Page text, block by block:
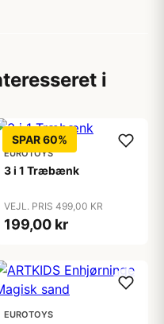
i
SPAR 60%
EUROTOYS
3 i 1 Træbænk
VEJL. PRIS 499,00 KR
199,00 kr
EUROTOYS